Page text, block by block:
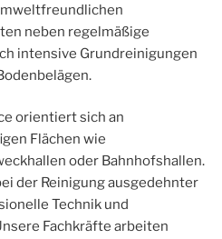
neben regelmäßige
intensive Grundreinigungen
orientiert sich an
Flächen wie
oder Bahnhofshallen.
der Reinigung ausgedehnter
Technik und
Fachkräfte arbeiten